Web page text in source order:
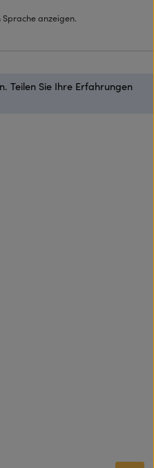
anzeigen.
Teilen Sie Ihre Erfahrungen